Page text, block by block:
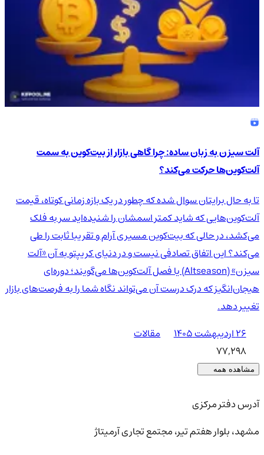
آلت سیزن به زبان ساده: چرا گاهی بازار از بیت‌کوین به سمت
آلت‌کوین‌ها حرکت می‌کند؟
تا به حال برایتان سوال شده که چطور در یک بازه زمانی کوتاه، قیمت
آلت‌کوین‌هایی که شاید کمتر اسمشان را شنیده‌اید سر به فلک
می‌کشد، در حالی که بیت‌کوین مسیری آرام و تقریبا ثابت را طی
می‌کند؟ این اتفاق تصادفی نیست و در دنیای کریپتو به آن «آلت
سیزن» (Altseason) یا فصل آلت‌کوین‌ها می‌گویند؛ دوره‌ای
هیجان‌انگیز که درک درست آن می‌تواند نگاه شما را به فرصت‌های بازار
تغییر دهد.
۲۶ اردیبهشت ۱۴۰۵
مقالات
77,298
مشاهده همه
آدرس دفتر مرکزی
مشهد، بلوار هفتم تیر، مجتمع تجاری آرمیتاژ